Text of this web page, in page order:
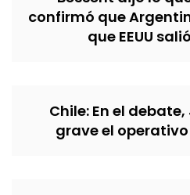
confirmó que
que EEUU
Chile: En el
grave el